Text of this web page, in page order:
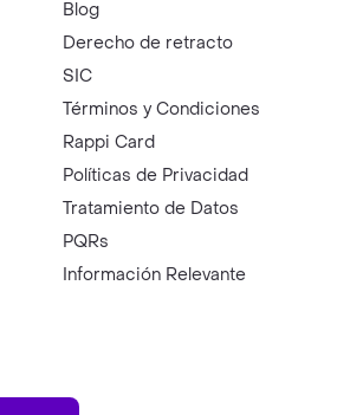
Blog
Derecho de retracto
SIC
Términos y Condiciones
Rappi Card
Políticas de Privacidad
Tratamiento de Datos
PQRs
Información Relevante
AppGallery